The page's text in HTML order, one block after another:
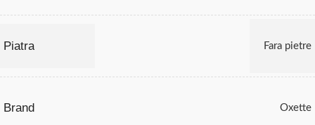
Piatra Fara pietre
Brand Oxette